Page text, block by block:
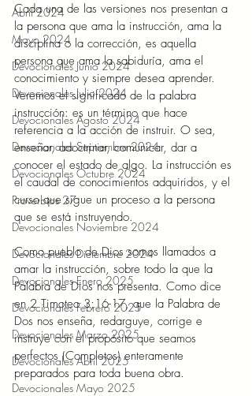
Abril 2024
Mayo 2024
Devocionales Junio 2024
Devocionales Julio 2024
Devocionales Agosto 2024
Devocionales Septiembre 2024
Devocionales Octubre 2024
Proverbios 27
Devocionales Noviembre 2024
Devocionales Diciembre 2024
Devocionales Enero 2025
Devocionales Febrero 2025
Devocionales Marzo 2025
Devocionales Abril 2025
Devocionales Mayo 2025
Cada una de las versiones nos presentan a
la persona que ama la instrucción, ama la
disciplina o la corrección, es aquella
persona que ama la sabiduría, ama el
conocimiento y siempre desea aprender.
Veremos el significado de la palabra
instrucción: es un término que hace
referencia a la acción de instruir. O sea,
enseñar, adoctrinar, comunicar, dar a
conocer el estado de algo. La instrucción es
el caudal de conocimientos adquiridos, y el
curso que sigue un proceso a la persona
que se está instruyendo.
Como pueblo de Dios somos llamados a
amar la instrucción, sobre todo la que la
Palabra de Dios nos presenta. Como dice
en 2 Timoteo 3;16-17, que la Palabra de
Dos nos enseña, redarguye, corrige e
instruye con el propósito que seamos
perfectos (Completos) enteramente
preparados para toda buena obra.